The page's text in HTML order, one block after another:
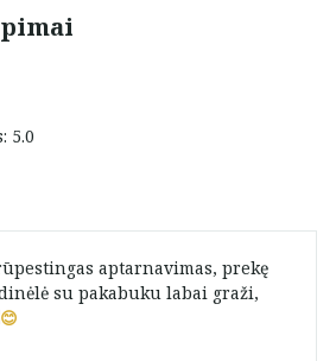
5.0
aptarnavimas, prekę
su pakabuku labai graži,